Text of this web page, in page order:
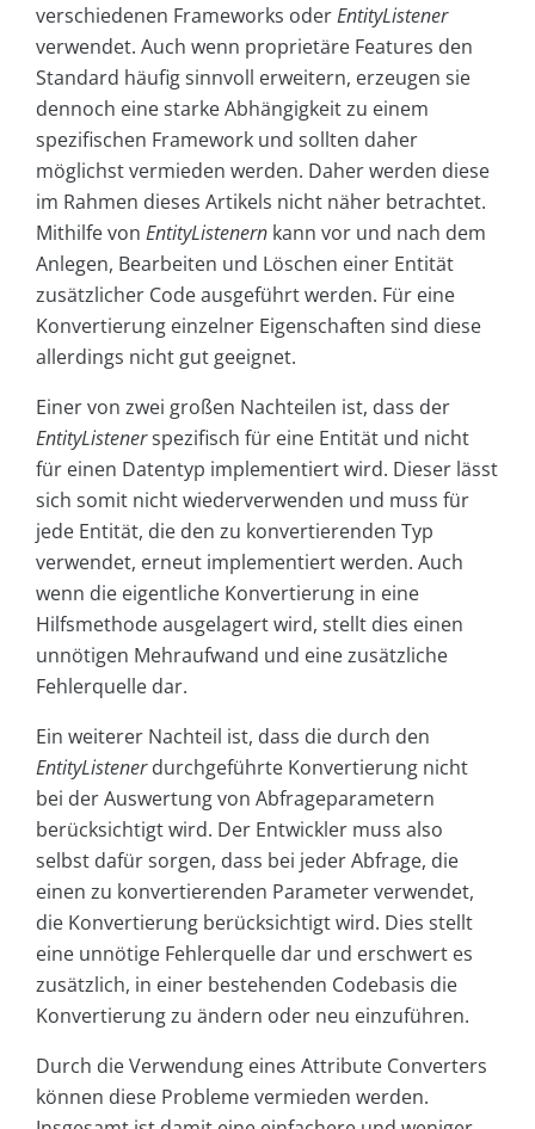
verschiedenen Frameworks oderEntityListener
verwendet. Auch wenn proprietäre Features den
Standard häufig sinnvoll erweitern, erzeugen sie
dennoch eine starke Abhängigkeit zu einem
spezifischen Framework und sollten daher
möglichst vermieden werden. Daher werden diese
im Rahmen dieses Artikels nicht näher betrachtet.
Mithilfe von EntityListenern kann vor und nach dem
Anlegen, Bearbeiten und Löschen einer Entität
zusätzlicher Code ausgeführt werden. Für eine
Konvertierung einzelner Eigenschaften sind diese
allerdings nicht gut geeignet.
Einer von zwei großen Nachteilen ist, dass der
EntityListenerspezifisch für eine Entität und nicht
für einen Datentyp implementiert wird. Dieser lässt
sich somit nicht wiederverwenden und muss für
jede Entität, die den zu konvertierenden Typ
verwendet, erneut implementiert werden. Auch
wenn die eigentliche Konvertierung in eine
Hilfsmethode ausgelagert wird, stellt dies einen
unnötigen Mehraufwand und eine zusätzliche
Fehlerquelle dar.
Ein weiterer Nachteil ist, dass die durch den
EntityListenerdurchgeführte Konvertierung nicht
bei der Auswertung von Abfrageparametern
berücksichtigt wird. Der Entwickler muss also
selbst dafür sorgen, dass bei jeder Abfrage, die
einen zu konvertierenden Parameter verwendet,
die Konvertierung berücksichtigt wird. Dies stellt
eine unnötige Fehlerquelle dar und erschwert es
zusätzlich, in einer bestehenden Codebasis die
Konvertierung zu ändern oder neu einzuführen.
Durch die Verwendung eines Attribute Converters
können diese Probleme vermieden werden.